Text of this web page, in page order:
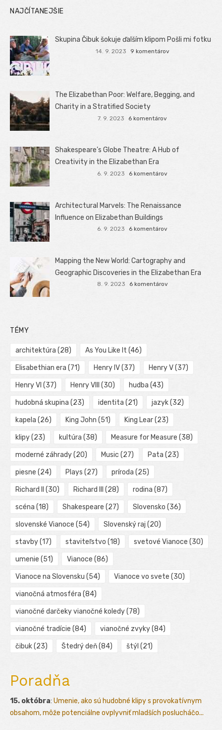
NAJČÍTANEJŠIE
Skupina Čibuk šokuje ďalším klipom Pošli mi fotku
14. 9. 2023 9 komentárov
The Elizabethan Poor: Welfare, Begging, and
Charity in a Stratified Society
7. 9. 2023 6 komentárov
Shakespeare’s Globe Theatre: A Hub of
Creativity in the Elizabethan Era
6. 9. 2023 6 komentárov
Architectural Marvels: The Renaissance
Influence on Elizabethan Buildings
6. 9. 2023 6 komentárov
Mapping the New World: Cartography and
Geographic Discoveries in the Elizabethan Era
8. 9. 2023 6 komentárov
TÉMY
architektúra (28) As You Like It (46)
Elisabethian era (71) Henry IV(37) Henry V(37)
Henry VI (37) Henry VIII (30) hudba (43)
hudobná skupina (23) identita (21) jazyk(32)
kapela (26) King John (51) King Lear(23)
klipy(23) kultúra (38) Measure for Measure (38)
moderné záhrady(20) Music (27) Pata (23)
piesne (24) Plays (27) príroda (25)
Richard II (30) Richard III (28) rodina (87)
scéna (18) Shakespeare (27) Slovensko (36)
slovenské Vianoce (54) Slovenský raj (20)
stavby(17) staviteľstvo (18) svetové Vianoce (30)
umenie (51) Vianoce (86)
Vianoce na Slovensku (54) Vianoce vo svete (30)
vianočná atmosféra (84)
vianočné darčeky vianočné koledy(78)
vianočné tradície (84) vianočné zvyky(84)
čibuk(23) Štedrý deň(84) štýl (21)
Poradňa
15. októbra: Umenie, ako sú hudobné klipy s provokatívnym
obsahom, môže potenciálne ovplyvniť mladších poslucháčo...